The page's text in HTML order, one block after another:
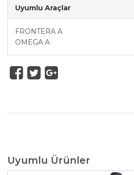
Uyumlu Araçlar
FRONTERA A
OMEGA A
Uyumlu Ürünler